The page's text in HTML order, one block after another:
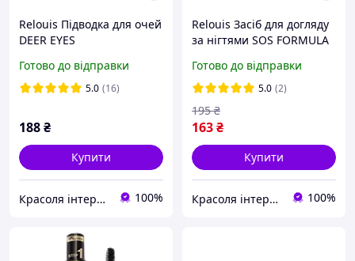
Relouis Підводка для очей
DEER EYES
Готово до відправки
5.0 (16)
188₴
Купити
Красоля інтернет-магазин 100%
Relouis Засіб для догляду
за нігтями SOS FORMULA
Готово до відправки
5.0 (2)
163₴
195 ₴
Купити
Красоля інтернет-магазин 100%